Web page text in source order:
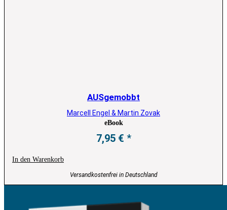
AUSgemobbt
Marcell Engel & Martin Zovak
eBook
7,95 €
In den Warenkorb
Versandkostenfrei in Deutschland